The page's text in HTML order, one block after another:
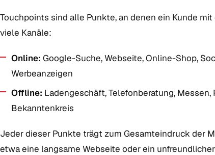
Touchpoints sind alle Punkte, an denen ein Kunde
viele Kanäle:
Online: Google-Suche, Webseite, Online-Shop,
Werbeanzeigen
Offline: Ladengeschäft, Telefonberatung,
Bekanntenkreis
Jeder dieser Punkte trägt zum Gesamteindruck der
etwa eine langsame Webseite oder ein